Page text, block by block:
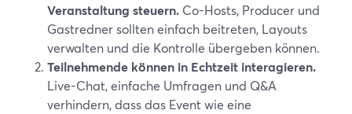
Veranstaltung steuern. Co-Hosts, Producer und
Gastredner sollten einfach beitreten, Layouts
verwalten und die Kontrolle übergeben können.
Teilnehmende können in Echtzeit interagieren.
Live-Chat, einfache Umfragen und Q&A
verhindern, dass das Event wie eine